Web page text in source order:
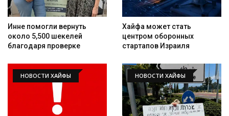
Инне помогли вернуть
около 5,500 шекелей
благодаря проверке
Хайфа может стать
центром оборонных
стартапов Израиля
НОВОСТИ ХАЙФЫ НОВОСТИ ХАЙФЫ